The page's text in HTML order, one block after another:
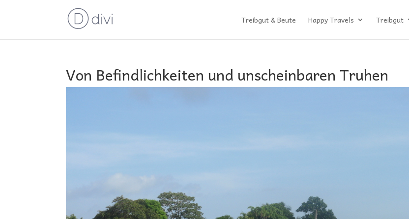
Treibgut & Beute Happy Travels Treibgut
Von Befindlichkeiten und unscheinbaren Truhen